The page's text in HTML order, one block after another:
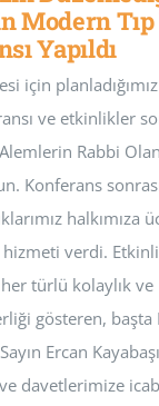
Modern
Yapıldı
için
ve etkinlikler
Rabbi
Konferans
halkımıza
hizmeti verdi.
türlü kolaylık ve
gösteren, başta
Ercan
davetlerimize